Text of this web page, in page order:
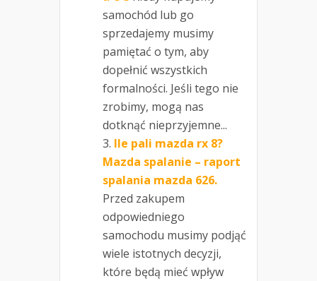
samochód lub go
sprzedajemy musimy
pamiętać o tym, aby
dopełnić wszystkich
formalności. Jeśli tego nie
zrobimy, mogą nas
dotknąć nieprzyjemne...
Ile pali mazda rx 8?
Mazda spalanie – raport
spalania mazda 626.
Przed zakupem
odpowiedniego
samochodu musimy podjąć
wiele istotnych decyzji,
które będą mieć wpływ